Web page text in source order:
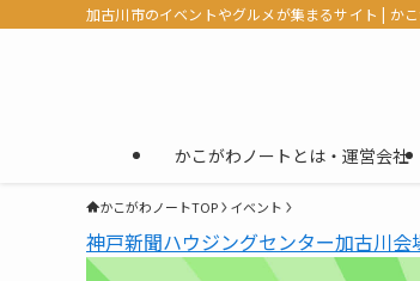
加古川市のイベントやグルメが集まるサイト | か
かこがわノートとは・運営会社
かこがわノートTOP イベント
神戸新聞ハウジングセンター加古川会